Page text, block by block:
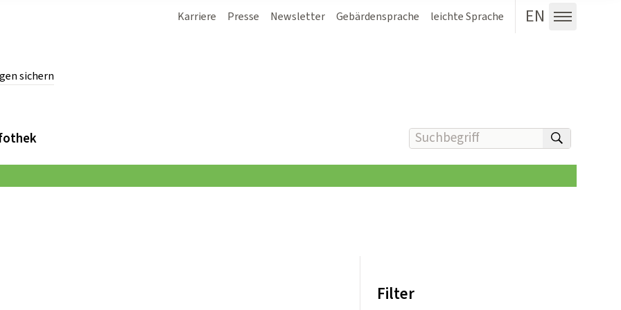
sichern
Karriere Presse Newsletter Gebärdensprache leichte Sprache EN
Menü
Suchbegriff(e) eingeben
Filter